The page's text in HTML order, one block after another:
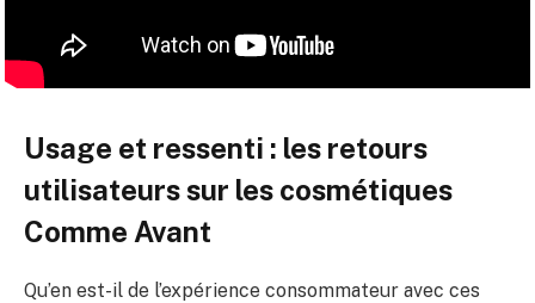
Usage et ressenti : les retours
utilisateurs sur les cosmétiques
Comme Avant
Qu’en est-il de l’expérience consommateur avec ces